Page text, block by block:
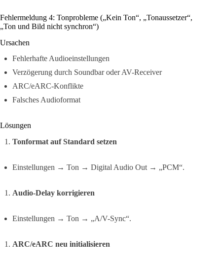
Fehlermeldung 4: Tonprobleme („Kein Ton“, „Tonaussetzer“,
„Ton und Bild nicht synchron“)
Ursachen
Fehlerhafte Audioeinstellungen
Verzögerung durch Soundbar oder AV-Receiver
ARC/eARC-Konflikte
Falsches Audioformat
Lösungen
Tonformat auf Standard setzen
Einstellungen → Ton → Digital Audio Out → „PCM“.
Audio-Delay korrigieren
Einstellungen → Ton → „A/V-Sync“.
ARC/eARC neu initialisieren